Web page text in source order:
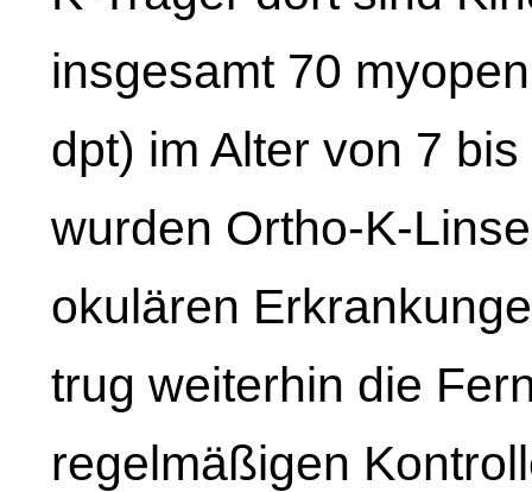
insgesamt 70
dpt) im Alter von 7
wurden Ortho-K-
okulären
trug weiterhin die
regelmäßigen